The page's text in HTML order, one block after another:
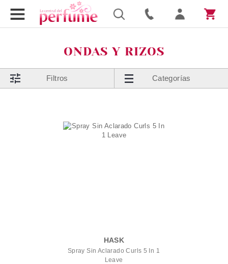
ONDAS Y RIZOS
Filtros Categorías
HASK
Spray Sin Aclarado Curls 5 In 1
Leave